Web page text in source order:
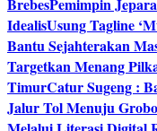
IdealisUsung Tagline
Bantu Sejahterakan
Targetkan Menang
TimurCatur Sugeng :
Jalur Tol Menuju